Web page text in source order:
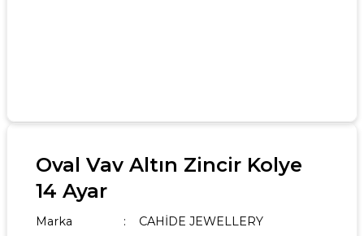
Oval Vav Altın Zincir Kolye
14 Ayar
Marka
CAHİDE JEWELLERY